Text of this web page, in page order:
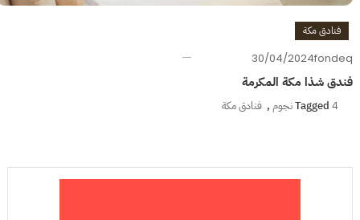
فنادق مكة
30/04/2024fondeq
فندق شذا مكة المكرمة
Tagged 4 نجوم , فنادق مكة